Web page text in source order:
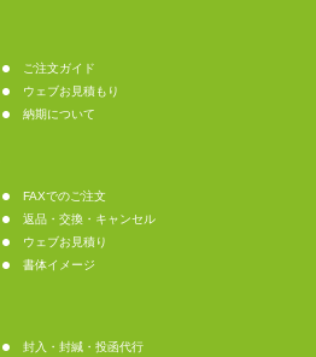
ご注文ガイド
ウェブお見積もり
納期について
FAXでのご注文
返品・交換・キャンセル
ウェブお見積り
書体イメージ
封入・封緘・投函代行